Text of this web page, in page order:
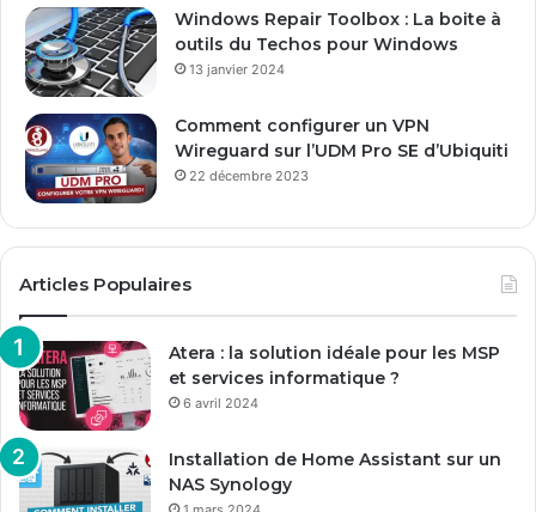
Windows Repair Toolbox : La boite à
outils du Techos pour Windows
13 janvier 2024
Comment configurer un VPN
Wireguard sur l’UDM Pro SE d’Ubiquiti
22 décembre 2023
Articles Populaires
Atera : la solution idéale pour les MSP
et services informatique ?
6 avril 2024
Installation de Home Assistant sur un
NAS Synology